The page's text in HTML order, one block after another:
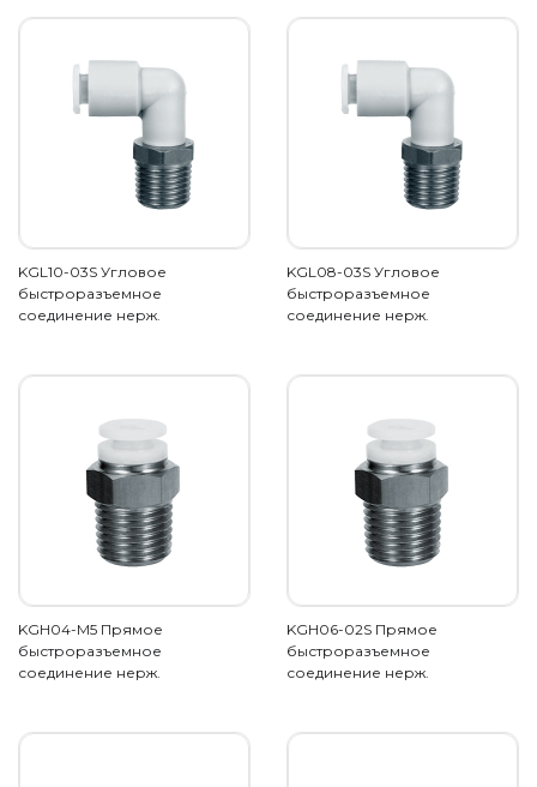
KGL10-03S Угловое
быстроразъемное
соединение нерж.
KGL08-03S Угловое
быстроразъемное
соединение нерж.
KGH04-M5 Прямое
быстроразъемное
соединение нерж.
KGH06-02S Прямое
быстроразъемное
соединение нерж.